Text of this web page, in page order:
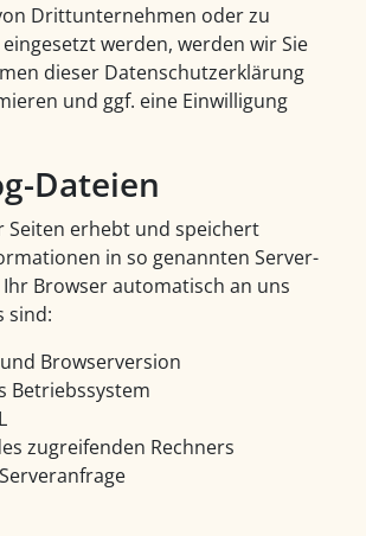
Drittunternehmen oder zu
werden, werden wir Sie
dieser Datenschutzerklärung
und ggf. eine Einwilligung
Dateien
Seiten erhebt und speichert
in so genannten Server-
Browser automatisch an uns
sind:
Browserversion
Betriebssystem
zugreifenden Rechners